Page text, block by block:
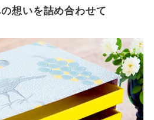
想いを詰め合わせて